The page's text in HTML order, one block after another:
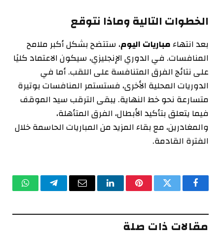
الخطوات التالية وماذا نتوقع
بعد انتهاءمباريات اليوم، ستتضح بشكل أكبر ملامح
المنافسات. في الدوري الإنجليزي، سيكون الاعتماد كليًا
على نتائج الفرق المتنافسة على اللقب. أما في
الدوريات المحلية الأخرى، فستستمر المنافسات بوتيرة
متسارعة نحو خط النهاية. يبقى الترقب سيد الموقف
فيما يتعلق بتأكيد الأبطال، الفرق المتأهلة،
والمغادرين، مع بقاء المزيد من المباريات الحاسمة خلال
الفترة القادمة.
فيسبوكتويتر بينتيريستلينكدإنالبريد تيلقرام
مقالات ذات صلة